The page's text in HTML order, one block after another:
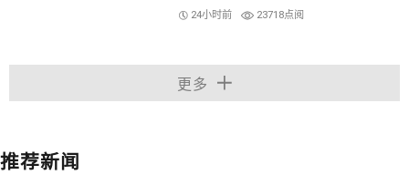
面控
24小时前 23718点阅
更多
推荐新闻